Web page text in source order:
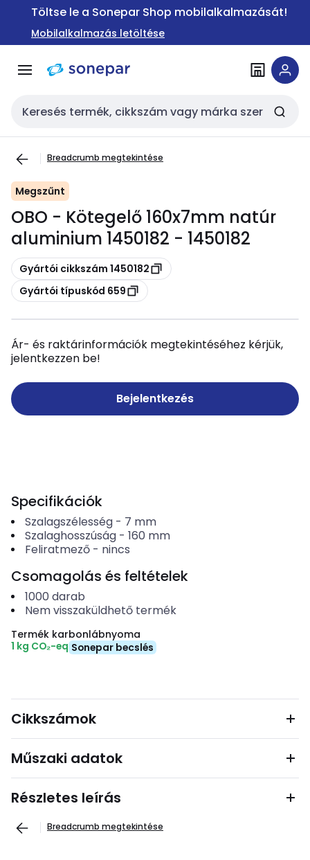
Ugrás a
Ugrás a
tartalomra
Töltse le a Sonepar Shop mobilalkalmazását!
Mobilalkalmazás letöltése
Keresési bemenet
Breadcrumb megtekintése
Megszűnt
OBO - Kötegelő 160x7mm natúr
aluminium 1450182 - 1450182
Másolás
Gyártói cikkszám 1450182
Másolás
Gyártói típuskód 659
Ár- és raktárinformációk megtekintéséhez kérjük,
jelentkezzen be!
Bejelentkezés
Specifikációk
Szalagszélesség- 7 mm
Szalaghosszúság- 160 mm
Feliratmező- nincs
Csomagolás és feltételek
1000 darab
Nem visszaküldhető termék
Termék karbonlábnyoma
1 kg CO₂-eq Sonepar becslés
Cikkszámok
Műszaki adatok
Részletes leírás
Breadcrumb megtekintése